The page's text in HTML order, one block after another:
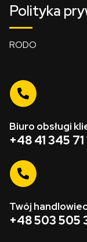
Polityka
RODO
Biuro obsługi
+48 41 345 71
Twój handlowiec
+48 503 505